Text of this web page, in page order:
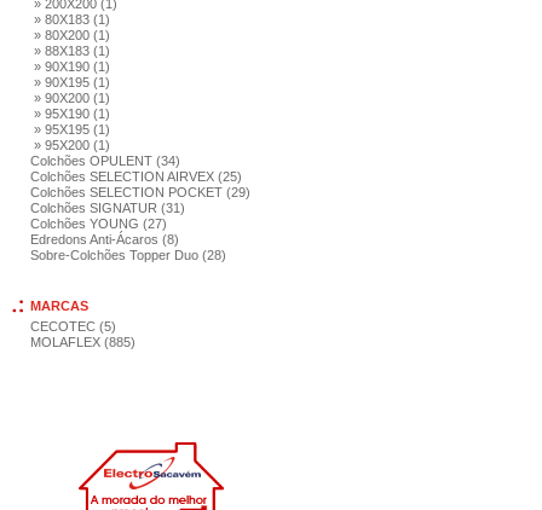
» 200X200 (1)
» 80X183 (1)
» 80X200 (1)
» 88X183 (1)
» 90X190 (1)
» 90X195 (1)
» 90X200 (1)
» 95X190 (1)
» 95X195 (1)
» 95X200 (1)
Colchões OPULENT (34)
Colchões SELECTION AIRVEX (25)
Colchões SELECTION POCKET (29)
Colchões SIGNATUR (31)
Colchões YOUNG (27)
Edredons Anti-Ácaros (8)
Sobre-Colchões Topper Duo (28)
MARCAS
CECOTEC (5)
MOLAFLEX (885)